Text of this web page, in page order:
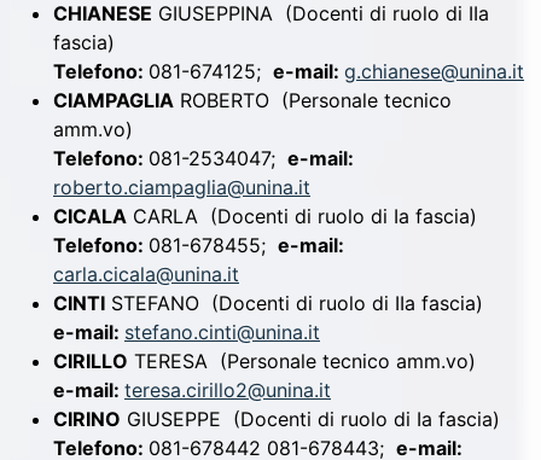
CHIANESE GIUSEPPINA (Docenti di ruolo di IIa
fascia)
Telefono: 081-674125; e-mail: g.chianese@unina.it
CIAMPAGLIA ROBERTO (Personale tecnico
amm.vo)
Telefono: 081-2534047; e-mail:
roberto.ciampaglia@unina.it
CICALA CARLA (Docenti di ruolo di Ia fascia)
Telefono: 081-678455; e-mail:
carla.cicala@unina.it
CINTI STEFANO (Docenti di ruolo di IIa fascia)
e-mail: stefano.cinti@unina.it
CIRILLO TERESA (Personale tecnico amm.vo)
e-mail: teresa.cirillo2@unina.it
CIRINO GIUSEPPE (Docenti di ruolo di Ia fascia)
Telefono: 081-678442 081-678443; e-mail: